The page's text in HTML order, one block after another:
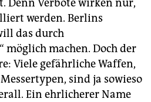
Denn Verbote wirken nur,
werden. Berlins
das durch
möglich machen. Doch der
Viele gefährliche Waffen,
sind ja sowieso
Ein ehrlicherer Name